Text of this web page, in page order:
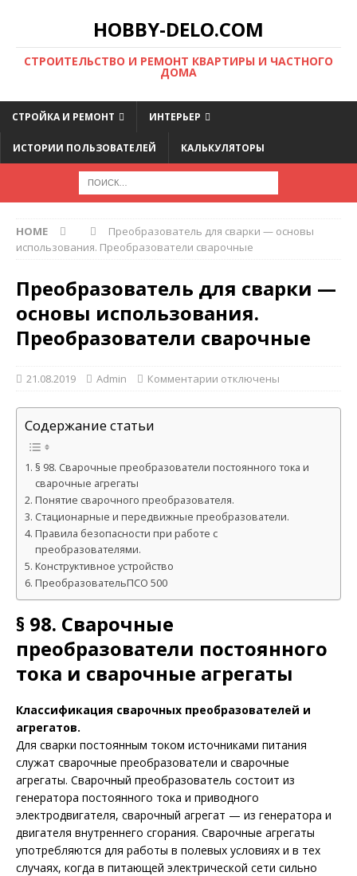
HOBBY-DELO.COM
CТРОИТЕЛЬСТВО И РЕМОНТ КВАРТИРЫ И ЧАСТНОГО
ДОМА
СТРОЙКА И РЕМОНТ ИНТЕРЬЕР
ИСТОРИИ ПОЛЬЗОВАТЕЛЕЙ КАЛЬКУЛЯТОРЫ
HOME
Преобразователь для сварки — основы
использования. Преобразователи сварочные
Преобразователь для сварки —
основы использования.
Преобразователи сварочные
21.08.2019 Admin Комментарии отключены
Содержание статьи
§ 98. Сварочные преобразователи постоянного тока и
сварочные агрегаты
Понятие сварочного преобразователя.
Стационарные и передвижные преобразователи.
Правила безопасности при работе с
преобразователями.
Конструктивное устройство
ПреобразовательПСО 500
§ 98. Сварочные
преобразователи постоянного
тока и сварочные агрегаты
Классификация сварочных преобразователей и
агрегатов.
Для сварки постоянным током источниками питания
служат сварочные преобразователи и сварочные
агрегаты. Сварочный преобразователь состоит из
генератора постоянного тока и приводного
электродвигателя, сварочный агрегат — из генератора и
двигателя внутреннего сгорания. Сварочные агрегаты
употребляются для работы в полевых условиях и в тех
случаях, когда в питающей электрической сети сильно